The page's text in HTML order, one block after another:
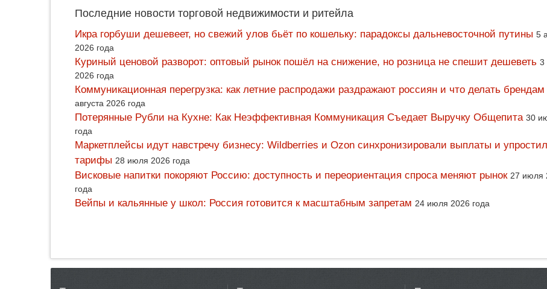
Последние новости торговой недвижимости и ритейла
Икра горбуши дешевеет, но свежий улов бьёт по кошельку: парадоксы дальневосточной путины 5
2026 года
Куриный ценовой разворот: оптовый рынок пошёл на снижение, но розница не спешит дешеветь 3
2026 года
Коммуникационная перегрузка: как летние распродажи раздражают россиян и что делать брендам
августа 2026 года
Потерянные Рубли на Кухне: Как Неэффективная Коммуникация Съедает Выручку Общепита 30
года
Маркетплейсы идут навстречу бизнесу: Wildberries и Ozon синхронизировали выплаты и
тарифы 28 июля 2026 года
Висковые напитки покоряют Россию: доступность и переориентация спроса меняют рынок 27 июля
года
Вейпы и кальянные у школ: Россия готовится к масштабным запретам 24 июля 2026 года